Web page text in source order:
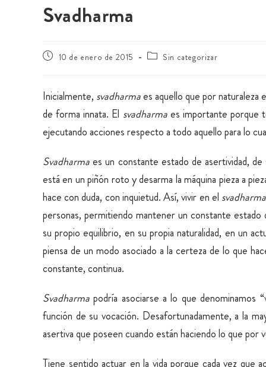
Svadharma
10 de enero de 2015 Sin categorizar
Inicialmente, svadharmaes aquello que por naturaleza
de forma innata. El svadharmaes importante porque
ejecutando acciones respecto a todo aquello para lo
Svadharmaes un constante estado de asertividad,
está en un piñón roto y desarma la máquina pieza a
hace con duda, con inquietud. Así, vivir en el svadharma
personas, permitiendo mantener un constante estado
su propio equilibrio, en su propia naturalidad, en un
piensa de un modo asociado a la certeza de lo que
constante, continua.
Svadharma podría asociarse a lo que denominamos
función de su vocación. Desafortunadamente, a la
asertiva que poseen cuando están haciendo lo que por
Tiene sentido actuar en la vida porque cada vez que